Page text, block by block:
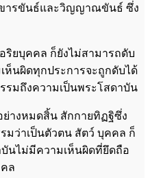
ารขันธ์และวิญญาณขันธ์ ซึ่ง
ริยบุคคล ก็ยังไม่สามารถดับ
ห็นผิดทุกประการจะถูกดับได้
รมถึงความเป็นพระโสดาบัน
างหมดสิ้น สักกายทิฏฐิซึ่ง
มว่าเป็นตัวตน สัตว์ บุคคล ก็
บันไม่มีความเห็นผิดที่ยึดถือ
ล